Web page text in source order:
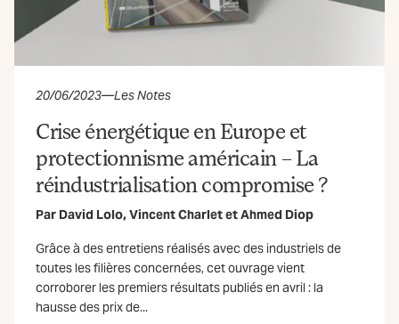
20/06/2023—Les Notes
Crise énergétique en Europe et
protectionnisme américain – La
réindustrialisation compromise ?
Par David Lolo,Vincent CharletetAhmed Diop
Grâce à des entretiens réalisés avec des industriels de
toutes les filières concernées, cet ouvrage vient
corroborer les premiers résultats publiés en avril : la
hausse des prix de...